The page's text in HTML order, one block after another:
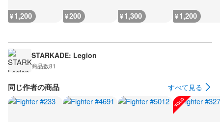
¥1,200 ¥200 ¥1,300 ¥1,200
STARKADE: Legion
商品数81
同じ作者の商品 すべて見る